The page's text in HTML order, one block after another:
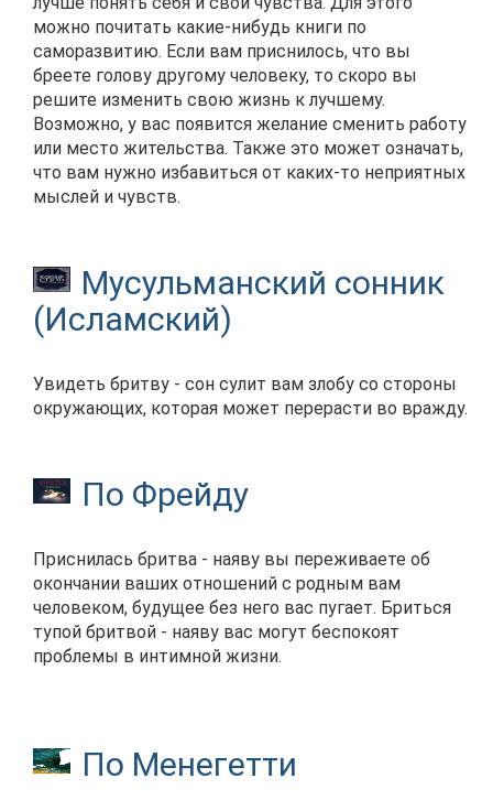
можно почитать какие-нибудь книги по
саморазвитию. Если вам приснилось, что вы
бреете голову другому человеку, то скоро вы
решите изменить свою жизнь к лучшему.
Возможно, у вас появится желание сменить работу
или место жительства. Также это может означать,
что вам нужно избавиться от каких-то неприятных
мыслей и чувств.
Мусульманский сонник
(Исламский)
Увидеть бритву - сон сулит вам злобу со стороны
окружающих, которая может перерасти во вражду.
По Фрейду
Приснилась бритва - наяву вы переживаете об
окончании ваших отношений с родным вам
человеком, будущее без него вас пугает. Бриться
тупой бритвой - наяву вас могут беспокоят
проблемы в интимной жизни.
По Менегетти